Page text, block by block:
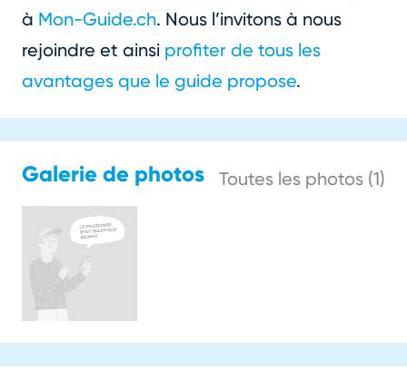
à Mon-Guide.ch. Nous l’invitons à nous
rejoindre et ainsi profiter de tous les
avantages que le guide propose.
Galerie de photos Toutes les photos (1)